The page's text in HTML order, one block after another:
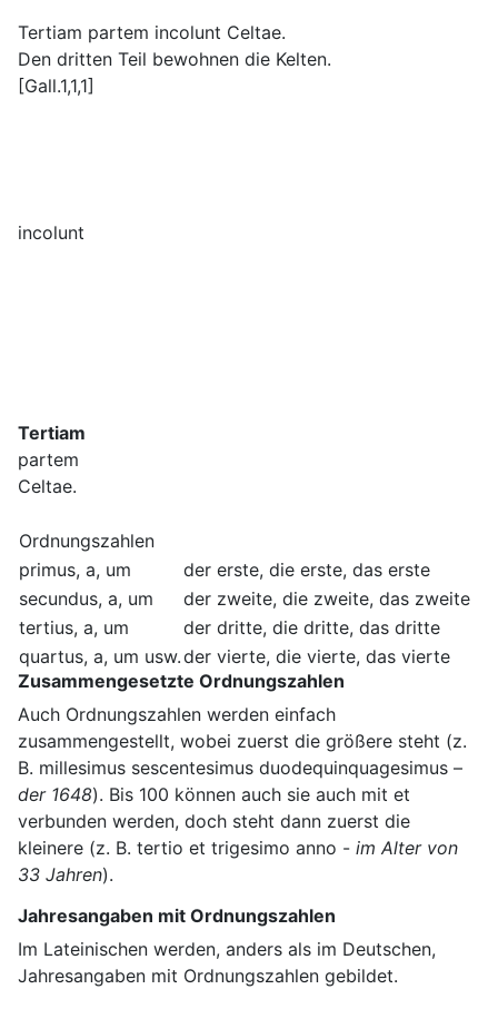
Tertiam partem incolunt Celtae.
Den dritten Teil bewohnen die Kelten.
[Gall.1,1,1]
incolunt
Tertiam
partem
Celtae.
Ordnungszahlen
primus, a, um
der erste, die erste, das erste
secundus, a, um
der zweite, die zweite, das zweite
tertius, a, um
der dritte, die dritte, das dritte
quartus, a, um usw.der vierte, die vierte, das vierte
Zusammengesetzte Ordnungszahlen
Auch Ordnungszahlen werden einfach
zusammengestellt, wobei zuerst die größere steht (z.
B. millesimus sescentesimus duodequinquagesimus –
der 1648). Bis 100 können auch sie auch mit et
verbunden werden, doch steht dann zuerst die
kleinere (z. B. tertio et trigesimo anno - im Alter von
33 Jahren).
Jahresangaben mit Ordnungszahlen
Im Lateinischen werden, anders als im Deutschen,
Jahresangaben mit Ordnungszahlen gebildet.